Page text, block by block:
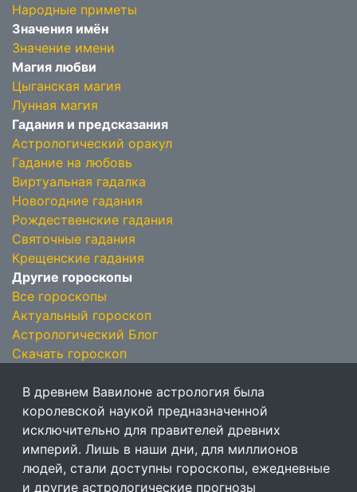
Народные приметы
Значения имён
Значение имени
Магия любви
Цыганская магия
Лунная магия
Гадания и предсказания
Астрологический оракул
Гадание на любовь
Виртуальная гадалка
Новогодние гадания
Рождественские гадания
Святочные гадания
Крещенские гадания
Другие гороскопы
Все гороскопы
Актуальный гороскоп
Астрологический Блог
Скачать гороскоп
В древнем Вавилоне астрология была
королевской наукой предназначенной
исключительно для правителей древних
империй. Лишь в наши дни, для миллионов
людей, стали доступны гороскопы, ежедневные
и другие астрологические прогнозы